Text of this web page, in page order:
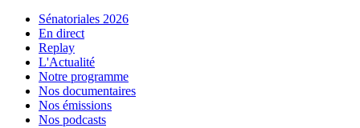
Sénatoriales 2026
En direct
Replay
L'Actualité
Notre programme
Nos documentaires
Nos émissions
Nos podcasts